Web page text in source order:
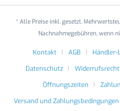
* Alle Preise inkl. gesetzl.
Nachnahmegebühren, wenn
Kontakt AGB Händler-
Datenschutz
Widerrufsrecht
Öffnungszeiten
Versand und Zahlungsbedingungen